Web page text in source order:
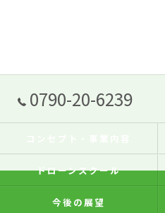
0790-20-6239
ドローンスクール
今後の展望